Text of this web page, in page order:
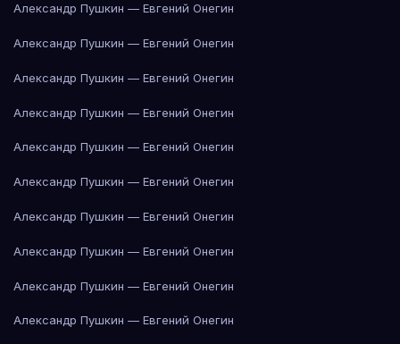
Александр Пушкин — Евгений Онегин
Александр Пушкин — Евгений Онегин
Александр Пушкин — Евгений Онегин
Александр Пушкин — Евгений Онегин
Александр Пушкин — Евгений Онегин
Александр Пушкин — Евгений Онегин
Александр Пушкин — Евгений Онегин
Александр Пушкин — Евгений Онегин
Александр Пушкин — Евгений Онегин
Александр Пушкин — Евгений Онегин